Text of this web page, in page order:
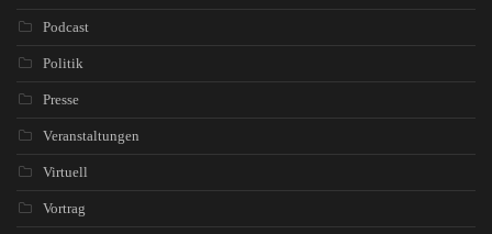
Podcast
Politik
Presse
Veranstaltungen
Virtuell
Vortrag